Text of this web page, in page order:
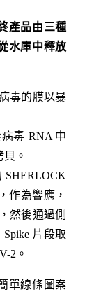
產品由三種
水庫中釋放
毒的膜以暴
毒 RNA 中
。
SHERLOCK
作為響應，
然後通過側
片段取
2。
單線條圖案